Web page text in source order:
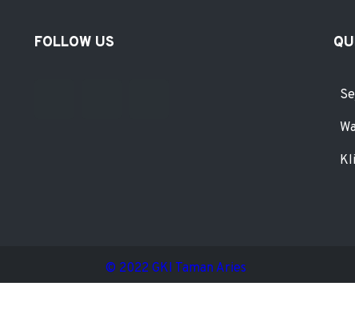
FOLLOW US
© 2022 GKI Taman Aries